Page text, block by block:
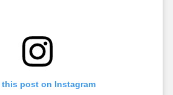
this post on Instagram